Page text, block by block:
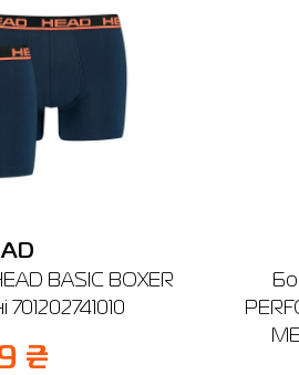
🔸 ТРЦ Гермес
м. Біла Церква, вул. Я.
Графік роботи: 09:00-20:00
BASIC BOXER
₴